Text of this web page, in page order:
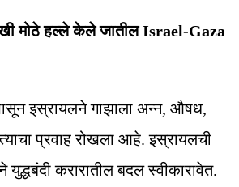
मोठे हल्ले केले जातील Israel-Gaza
इस्रायलने गाझाला अन्न, औषध,
प्रवाह रोखला आहे. इस्रायलची
करारातील बदल स्वीकारावेत.